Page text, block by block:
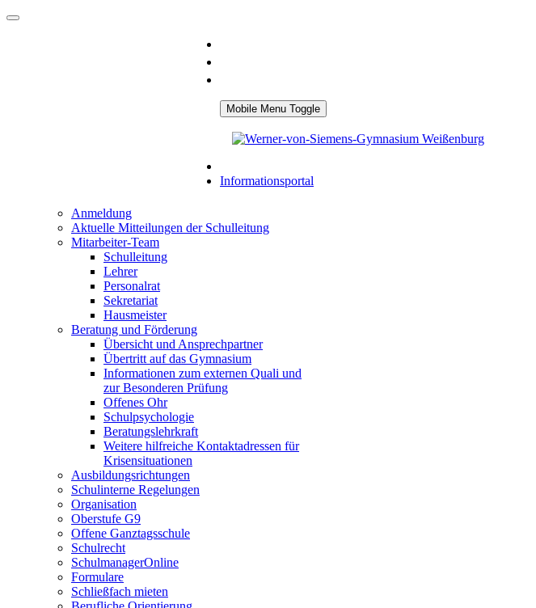
Mobile Menu Toggle
Informationsportal
Anmeldung
Aktuelle Mitteilungen der Schulleitung
Mitarbeiter-Team
Schulleitung
Lehrer
Personalrat
Sekretariat
Hausmeister
Beratung und Förderung
Übersicht und Ansprechpartner
Übertritt auf das Gymnasium
Informationen zum externen Quali und
zur Besonderen Prüfung
Offenes Ohr
Schulpsychologie
Beratungslehrkraft
Weitere hilfreiche Kontaktadressen für
Krisensituationen
Ausbildungsrichtungen
Schulinterne Regelungen
Organisation
Oberstufe G9
Offene Ganztagsschule
Schulrecht
SchulmanagerOnline
Formulare
Schließfach mieten